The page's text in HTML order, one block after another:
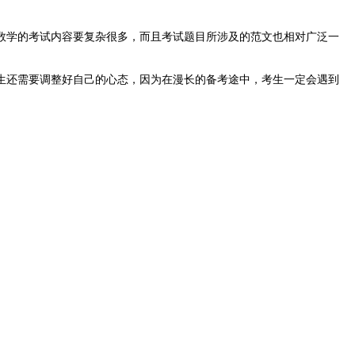
的考试内容要复杂很多，而且考试题目所涉及的范文也相对广泛一
需要调整好自己的心态，因为在漫长的备考途中，考生一定会遇到